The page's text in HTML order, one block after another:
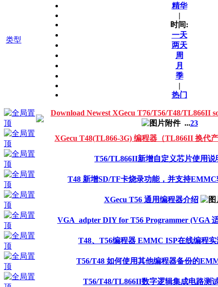
类型
精华
|
时间:
一天
两天
周
月
季
|
热门
Download Newest XGecu T76/T56/T48/TL866II
...23
XGecu T48(TL866-3G) 编程器（TL866II 换代
T56/TL866II新增自定义芯片使用说
T48 新增SD/TF卡烧录功能，并支持EMMC
XGecu T56 通用编程器介绍
VGA_adpter DIY for T56 Programmer (VGA
T48、T56编程器 EMMC ISP在线编程实
T56/T48 如何使用其他编程器备份的
T56/T48/TL866II数字逻辑集成电路测